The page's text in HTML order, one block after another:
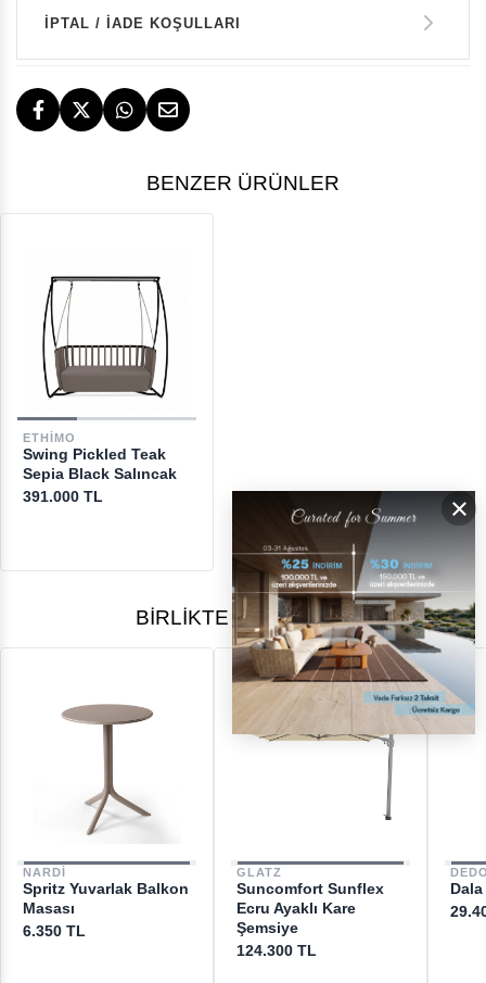
İPTAL / İADE KOŞULLARI
GERİ ÖDEMELER
DESTEK
[email protected]
BENZER ÜRÜNLER
ETHIMO
Swing Pickled Teak
Sepia Black Salıncak
391.000 TL
BIRLIKTE ALINANLAR
NARDI
Spritz Yuvarlak Balkon
Masası
6.350 TL
GLATZ
Suncomfort Sunflex
Ecru Ayaklı Kare
Şemsiye
124.300 TL
×